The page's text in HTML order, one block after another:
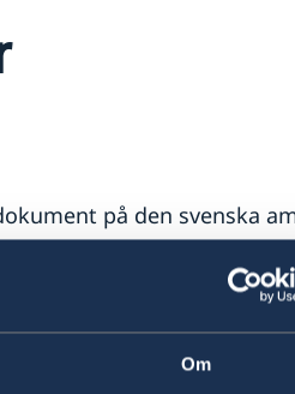
Om
på den svenska